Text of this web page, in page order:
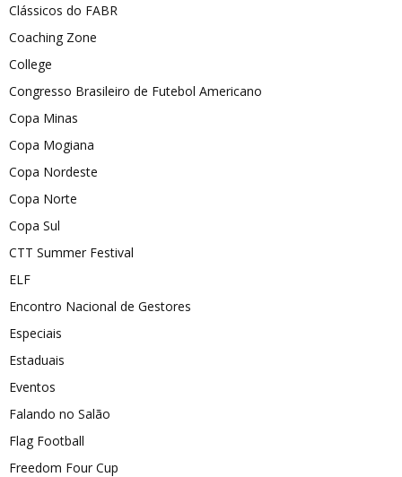
Clássicos do FABR
Coaching Zone
College
Congresso Brasileiro de Futebol Americano
Copa Minas
Copa Mogiana
Copa Nordeste
Copa Norte
Copa Sul
CTT Summer Festival
ELF
Encontro Nacional de Gestores
Especiais
Estaduais
Eventos
Falando no Salão
Flag Football
Freedom Four Cup